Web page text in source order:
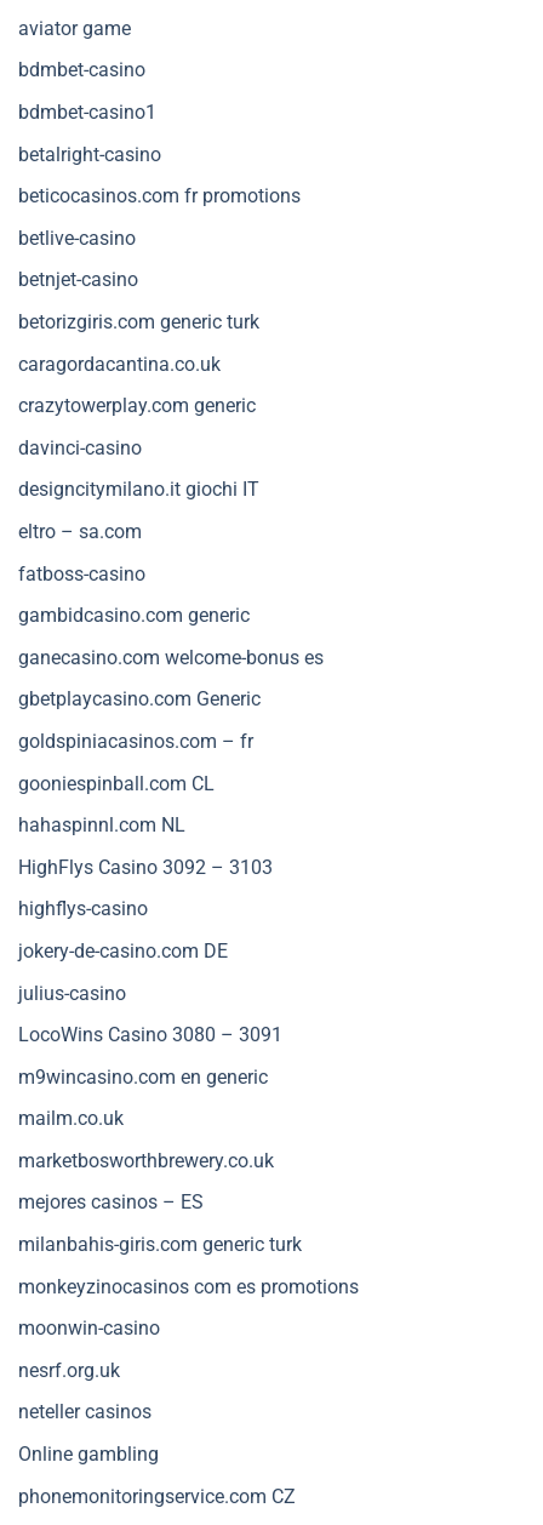
aviator game
bdmbet-casino
bdmbet-casino1
betalright-casino
beticocasinos.com fr promotions
betlive-casino
betnjet-casino
betorizgiris.com generic turk
caragordacantina.co.uk
crazytowerplay.com generic
davinci-casino
designcitymilano.it giochi IT
eltro – sa.com
fatboss-casino
gambidcasino.com generic
ganecasino.com welcome-bonus es
gbetplaycasino.com Generic
goldspiniacasinos.com – fr
gooniespinball.com CL
hahaspinnl.com NL
HighFlys Casino 3092 – 3103
highflys-casino
jokery-de-casino.com DE
julius-casino
LocoWins Casino 3080 – 3091
m9wincasino.com en generic
mailm.co.uk
marketbosworthbrewery.co.uk
mejores casinos – ES
milanbahis-giris.com generic turk
monkeyzinocasinos com es promotions
moonwin-casino
nesrf.org.uk
neteller casinos
Online gambling
phonemonitoringservice.com CZ